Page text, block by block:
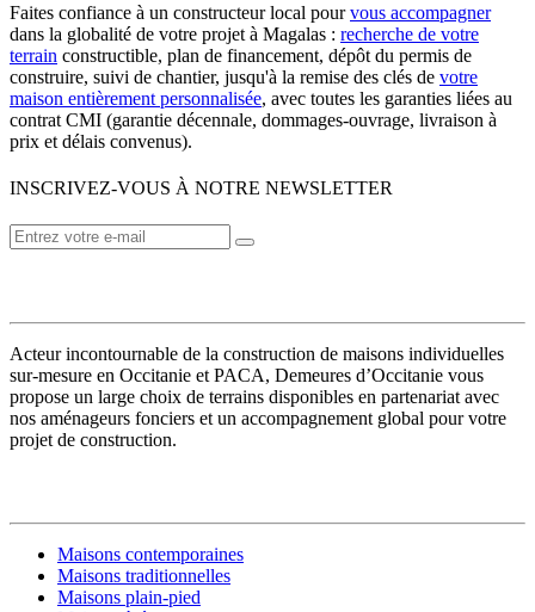
Faites confiance à un constructeur local pourvous accompagner
dans la globalité de votre projet à Magalas : recherche de votre
terrain constructible, plan de financement, dépôt du permis de
construire, suivi de chantier, jusqu'à la remise des clés de votre
maison entièrement personnalisée, avec toutes les garanties liées au
contrat CMI (garantie décennale, dommages-ouvrage, livraison à
prix et délais convenus).
INSCRIVEZ-VOUS À NOTRE NEWSLETTER
Acteur incontournable de la construction de maisons individuelles
sur-mesure en Occitanie et PACA, Demeures d’Occitanie vous
propose un large choix de terrains disponibles en partenariat avec
nos aménageurs fonciers et un accompagnement global pour votre
projet de construction.
Maisons contemporaines
Maisons traditionnelles
Maisons plain-pied